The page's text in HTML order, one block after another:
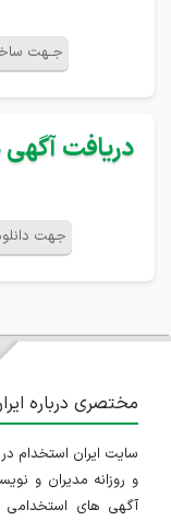
جـهت
دریافت آگهی
جهت
مختصری درباره
و روزانه مدیران و
آگهی های استخدامی